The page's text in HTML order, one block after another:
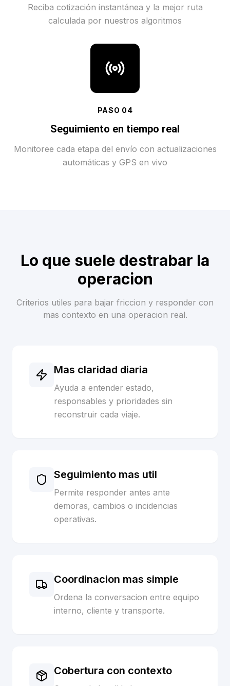
Reciba cotización instantánea y la mejor ruta
calculada por nuestros algoritmos
PASO 04
Seguimiento en tiempo real
Monitoree cada etapa del envío con actualizaciones
automáticas y GPS en vivo
Lo que suele destrabar la
operacion
Criterios utiles para bajar friccion y responder con
mas contexto en una operacion real.
Mas claridad diaria
Ayuda a entender estado,
responsables y prioridades sin
reconstruir cada viaje.
Seguimiento mas util
Permite responder antes ante
demoras, cambios o incidencias
operativas.
Coordinacion mas simple
Ordena la conversacion entre equipo
interno, cliente y transporte.
Cobertura con contexto